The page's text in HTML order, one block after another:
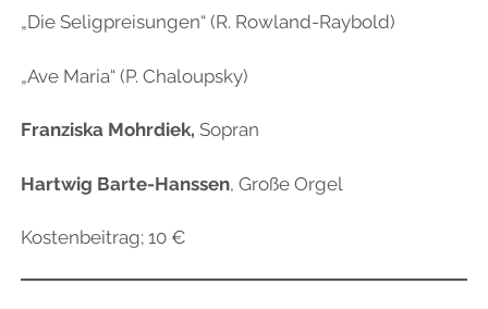
„Die Seligpreisungen“ (R. Rowland-Raybold)
„Ave Maria“ (P. Chaloupsky)
Franziska Mohrdiek, Sopran
Hartwig Barte-Hanssen, Große Orgel
Kostenbeitrag; 10 €